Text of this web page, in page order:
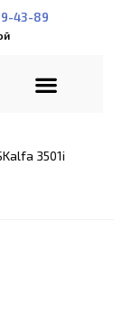
43-89
3501i